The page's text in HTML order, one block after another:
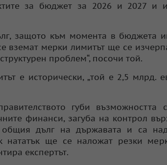
за бюджет за 2026 и 2027 и
защото към момента в бюджета
вземат мерки лимитът ще се
проблем“, посочи той.
е исторически, „той е 2,5 млрд.
губи
финанси, загуба на контрол
дълг на държавата и са
нататък ще се наложат резки
експертът.